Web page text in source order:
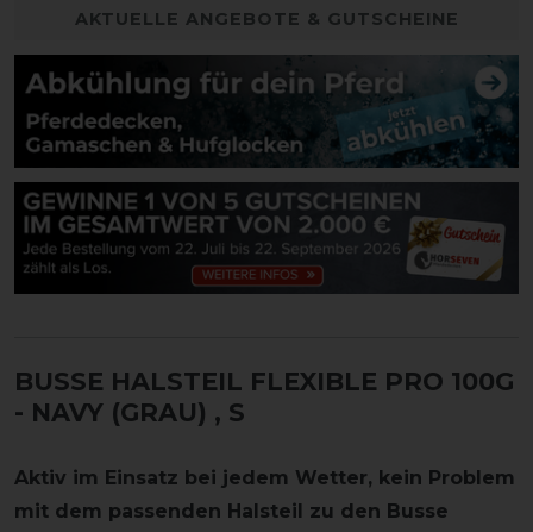
AKTUELLE ANGEBOTE & GUTSCHEINE
BUSSE HALSTEIL FLEXIBLE PRO 100G
- NAVY (GRAU) , S
Aktiv im Einsatz bei jedem Wetter, kein Problem
mit dem passenden Halsteil zu den Busse